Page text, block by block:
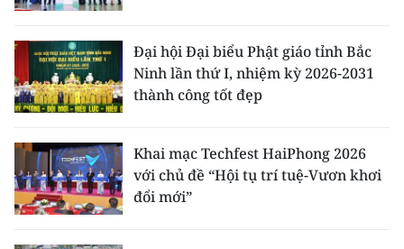
Đại hội Đại biểu Phật giáo tỉnh Bắc
Ninh lần thứ I, nhiệm kỳ 2026-2031
thành công tốt đẹp
Khai mạc Techfest HaiPhong 2026
với chủ đề “Hội tụ trí tuệ-Vươn khơi
đổi mới”